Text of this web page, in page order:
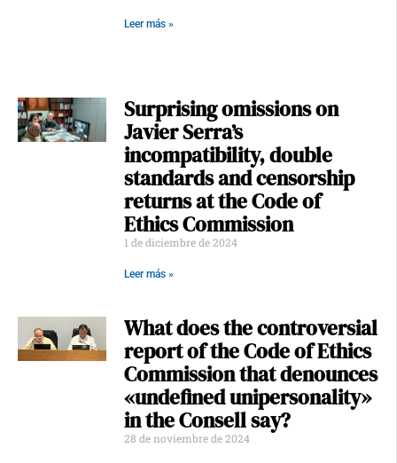
Leer más »
Surprising omissions on
Javier Serra’s
incompatibility, double
standards and censorship
returns at the Code of
Ethics Commission
1 de diciembre de 2024
Leer más »
What does the controversial
report of the Code of Ethics
Commission that denounces
«undefined unipersonality»
in the Consell say?
28 de noviembre de 2024